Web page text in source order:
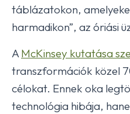
táblázatokon,
harmadikon”, az óriási
AMcKinsey kutatása
transzformációk közel
célokat. Ennek oka
technológia hibája,